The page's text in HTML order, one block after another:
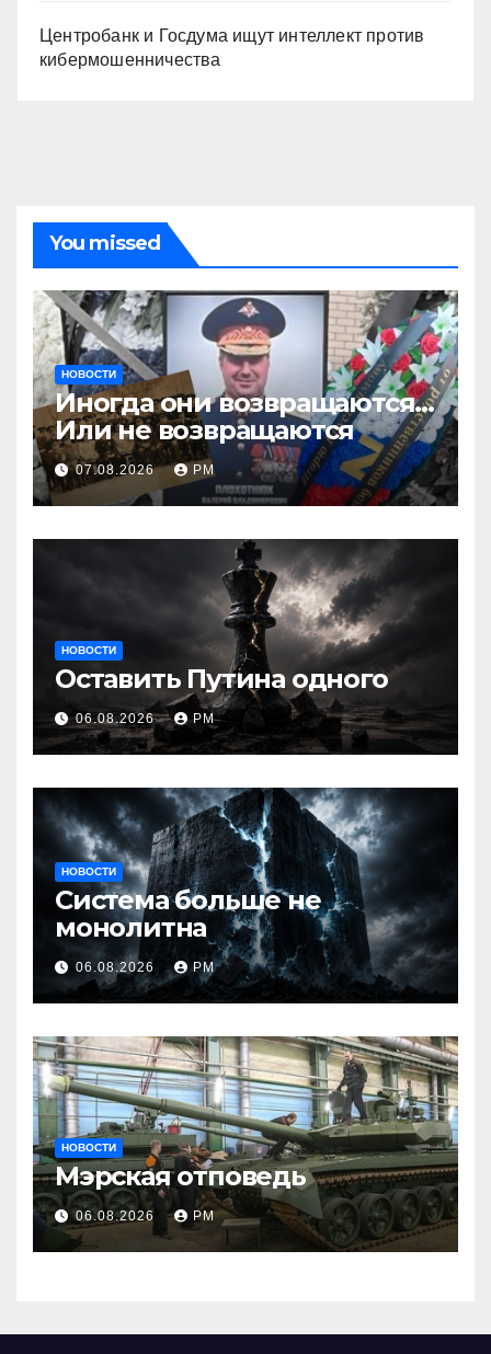
Центробанк и Госдума ищут интеллект против
кибермошенничества
You missed
НОВОСТИ
Иногда они возвращаются…
Или не возвращаются
07.08.2026 РМ
НОВОСТИ
Оставить Путина одного
06.08.2026 РМ
НОВОСТИ
Система больше не
монолитна
06.08.2026 РМ
НОВОСТИ
Мэрская отповедь
06.08.2026 РМ